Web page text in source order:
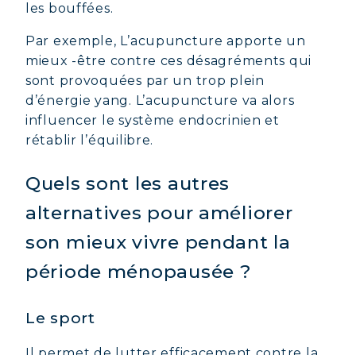
les bouffées.
Par exemple, L’acupuncture apporte un
mieux -être contre ces désagréments qui
sont provoquées par un trop plein
d’énergie yang. L’acupuncture va alors
influencer le système endocrinien et
rétablir l’équilibre.
Quels sont les autres
alternatives pour améliorer
son mieux vivre pendant la
période ménopausée ?
Le sport